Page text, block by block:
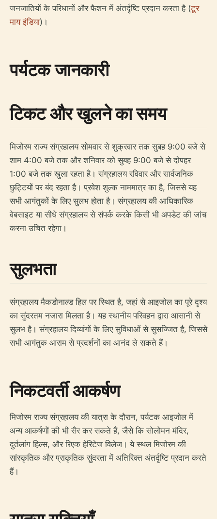
जनजातियों के परिधानों और फैशन में अंतर्दृष्टि प्रदान करता है (टूर
माय इंडिया)।
पर्यटक जानकारी
टिकट और खुलने का समय
मिजोरम राज्य संग्रहालय सोमवार से शुक्रवार तक सुबह 9:00 बजे से
शाम 4:00 बजे तक और शनिवार को सुबह 9:00 बजे से दोपहर
1:00 बजे तक खुला रहता है। संग्रहालय रविवार और सार्वजनिक
छुट्टियों पर बंद रहता है। प्रवेश शुल्क नाममात्र का है, जिससे यह
सभी आगंतुकों के लिए सुलभ होता है। संग्रहालय की आधिकारिक
वेबसाइट या सीधे संग्रहालय से संपर्क करके किसी भी अपडेट की जांच
करना उचित रहेगा।
सुलभता
संग्रहालय मैकडोनाल्ड हिल पर स्थित है, जहां से आइजोल का पूरे दृश्य
का सुंदरतम नजारा मिलता है। यह स्थानीय परिवहन द्वारा आसानी से
सुलभ है। संग्रहालय दिव्यांगों के लिए सुविधाओं से सुसज्जित है, जिससे
सभी आगंतुक आराम से प्रदर्शनों का आनंद ले सकते हैं।
निकटवर्ती आकर्षण
मिजोरम राज्य संग्रहालय की यात्रा के दौरान, पर्यटक आइजोल में
अन्य आकर्षणों की भी सैर कर सकते हैं, जैसे कि सोलोमन मंदिर,
दुर्तलांग हिल्स, और रिएक हेरिटेज विलेज। ये स्थल मिजोरम की
सांस्कृतिक और प्राकृतिक सुंदरता में अतिरिक्त अंतर्दृष्टि प्रदान करते
हैं।